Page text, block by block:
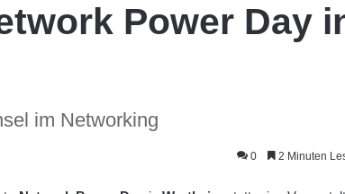
Power Day
im Networking
0 2 Minuten